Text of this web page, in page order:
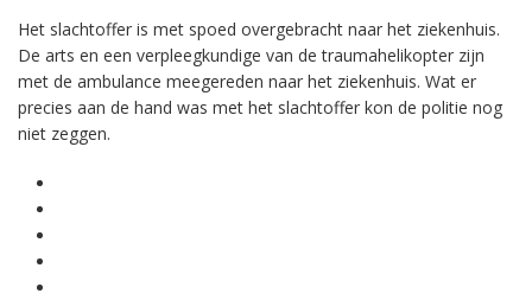
Het slachtoffer is met spoed overgebracht naar het ziekenhuis.
De arts en een verpleegkundige van de traumahelikopter zijn
met de ambulance meegereden naar het ziekenhuis. Wat er
precies aan de hand was met het slachtoffer kon de politie nog
niet zeggen.